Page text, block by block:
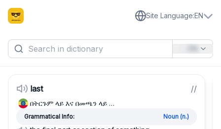
Site Language:EN
last //
በትርጉም ላይ እና በመጫን ላይ …
Grammatical Info: Noun (n.)